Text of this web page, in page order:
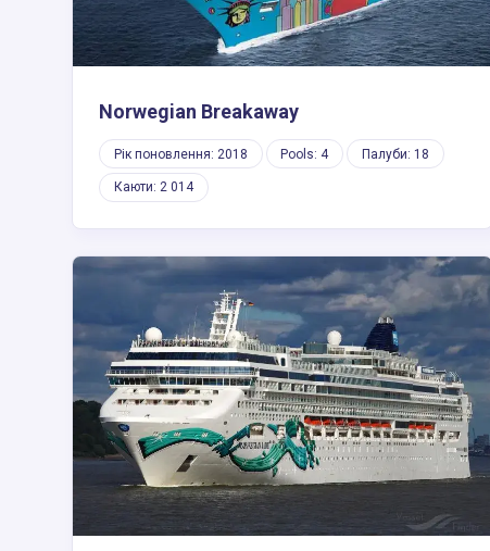
Norwegian Breakaway
Рік поновлення: 2018 Pools: 4 Палуби: 18
Каюти: 2 014